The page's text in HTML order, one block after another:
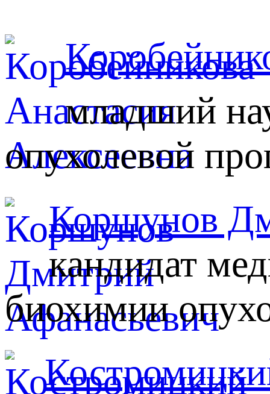
младший
опухолевой
Коршунов
кандидат
биохимии